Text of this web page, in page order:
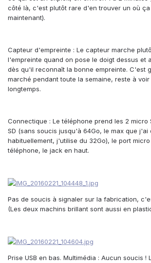
côté là, c'est plutôt rare d'en trouver un où
maintenant).
Capteur d'empreinte : Le capteur marche
l'empreinte quand on pose le doigt dessus et
dès qu'il reconnaît la bonne empreinte. C'est
marché pendant toute la semaine, reste à
longtemps.
Connectique : Le téléphone prend les 2 micro
SD (sans soucis jusqu'à 64Go, le max que j'ai
habituellement, j'utilise du 32Go), le port
téléphone, le jack en haut.
Pas de soucis à signaler sur la fabrication,
(Les deux machins brillant sont aussi en
Prise USB en bas. Multimédia : Aucun soucis !